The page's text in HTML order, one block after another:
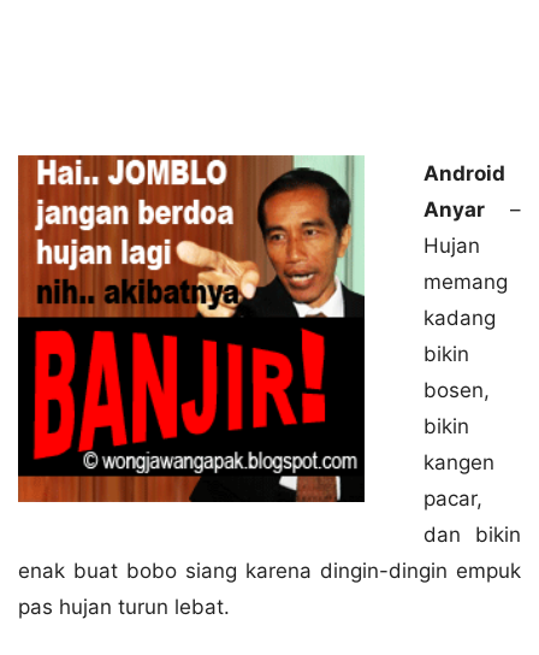
Android
Anyar –
Hujan
memang
kadang
bikin
bosen,
bikin
kangen
pacar,
dan bikin
enak buat bobo siang karena dingin-dingin empuk
pas hujan turun lebat.